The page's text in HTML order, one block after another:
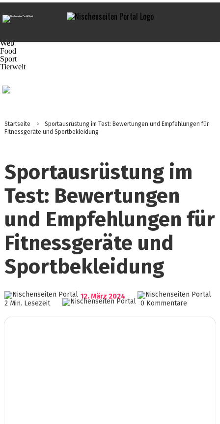
Navigation
Business
Web
Food
Sport
Tierwelt
Startseite >
Sportausrüstung im Test: Bewertungen und Empfehlungen für
Fitnessgeräte und Sportbekleidung
Sportausrüstung im
Test: Bewertungen
und Empfehlungen für
Fitnessgeräte und
Sportbekleidung
12. März 2024
2 Min. Lesezeit
0 Kommentare